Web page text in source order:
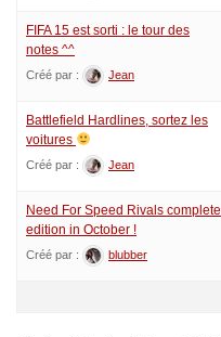
FIFA 15 est sorti : le tour des
notes ^^
Créé par : Jean
Battlefield Hardlines, sortez les
voitures
Créé par : Jean
Need For Speed Rivals complete
edition in October !
Créé par : blubber